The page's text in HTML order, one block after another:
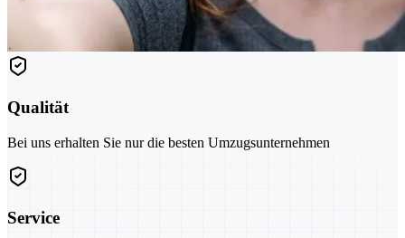
Qualität
Bei uns erhalten Sie nur die besten Umzugsunternehmen
Service